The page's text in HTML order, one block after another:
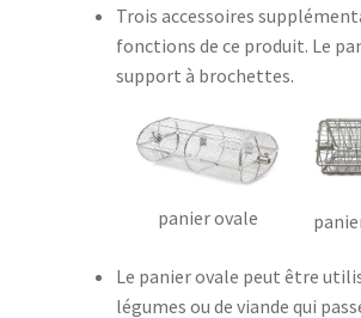
Trois accessoires
fonctions de ce produit. Le
support à brochettes.
panier ovale
Le panier ovale peut être
légumes ou de viande qui